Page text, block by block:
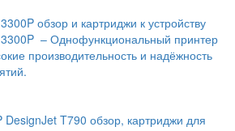
обзор и картриджи к устройству
– Однофункциональный принтер
производительность и надёжность
T790 обзор, картриджи для